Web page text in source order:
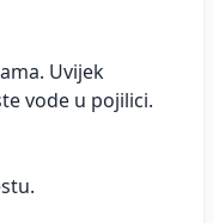
Uvijek
vode u pojilici.